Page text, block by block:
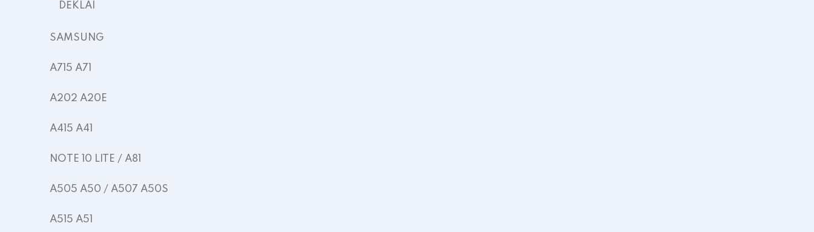
DĖKLAI
SAMSUNG
A715 A71
A202 A20E
A415 A41
NOTE 10 LITE / A81
A505 A50 / A507 A50S
A515 A51